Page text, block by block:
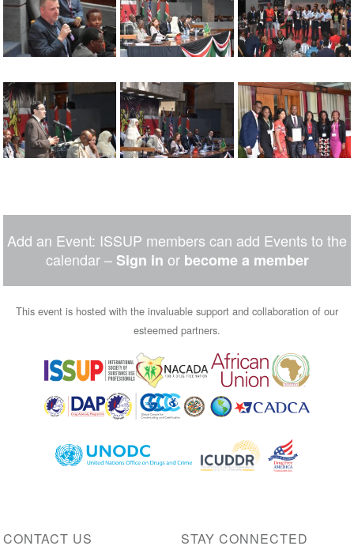
Add an Event: ISSUP members can add Events to the
calendar – Sign in or become a member
This event is hosted with the invaluable support and collaboration of our
esteemed partners.
Image Image Image
Image Image Image Image
Image
Image
CONTACT US STAY CONNECTED